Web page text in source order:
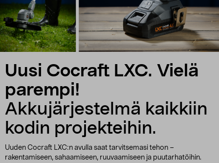
Uusi Cocraft LXC. Vielä
parempi!
Akkujärjestelmä kaikkiin
kodin projekteihin.
Uuden Cocraft LXC:n avulla saat tarvitsemasi tehon –
rakentamiseen, sahaamiseen, ruuvaamiseen ja puutarhatöihin.